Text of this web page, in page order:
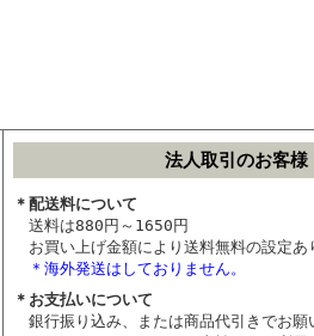
法人取引のお客様
＊配送料について
送料は880円～1650円
お買い上げ金額により送料無料の設定あ
＊海外発送はしておりません。
＊お支払いについて
銀行振り込み、または商品代引きでお願